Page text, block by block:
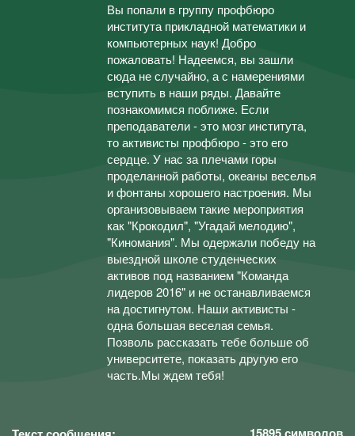
Вы попали в группу профбюро
института прикладной математики и
компьютерных наук! Добро
пожаловать! Надеемся, вы зашли
сюда не случайно, а с намерениями
вступить в наши ряды. Давайте
познакомимся поближе. Если
преподаватели - это мозг института,
то активисты профбюро - это его
сердце. У нас за плечами горы
проделанной работы, океаны веселья
и фонтаны хорошего настроения. Мы
организовываем такие мероприятия
как "Крокодил", "Угадай мелодию",
"Киномания". Мы одержали победу на
выездной школе студенческих
активов под названием "Команда
лидеров 2016" и не останавливаемся
на достигнутом. Наши активисты -
одна большая веселая семья.
Позволь рассказать тебе больше об
университете, показать другую его
часть.Мы ждем тебя!
15895символов